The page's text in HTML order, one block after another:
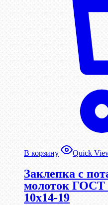
В корзину Quick
Заклепка с
молоток ГОСТ
10х14-19